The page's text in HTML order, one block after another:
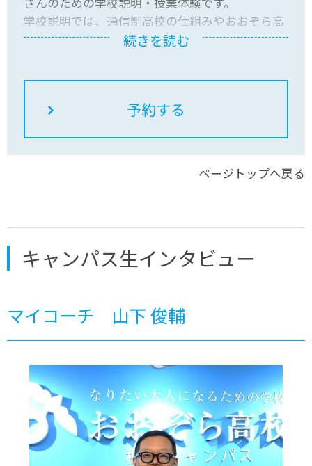
学校説明では、通信制高校の仕組みやおおぞら高
校での学び方をお伝えします。
※中学1・2年生の参加も可能です。※
続きを読む
ページトップへ戻る
キャンパス生インタビュー
マイコーチ 山下 俊輔